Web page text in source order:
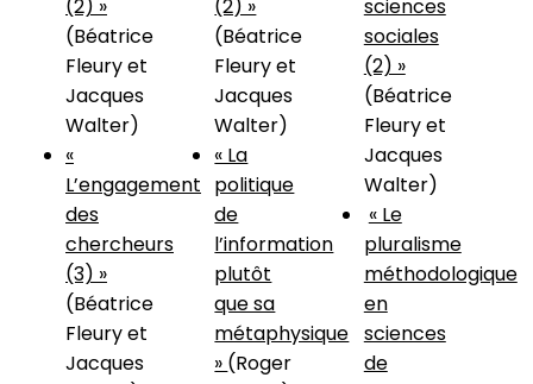
(2) »
(Béatrice
Fleury et
Jacques
Walter)
«
L’engagement
des
chercheurs
(3) »
(Béatrice
Fleury et
Jacques
(2) »
(Béatrice
Fleury et
Jacques
Walter)
« La
politique
de
l’information
plutôt
que sa
métaphysique
» (Roger
sciences
sociales
(2) »
(Béatrice
Fleury et
Jacques
Walter)
« Le
pluralisme
méthodologique
en
sciences
de